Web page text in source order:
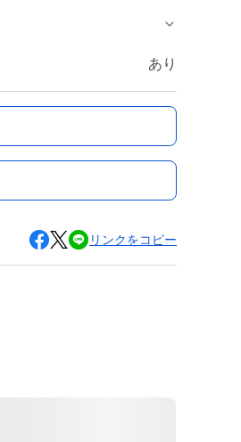
あり
リンクをコピー